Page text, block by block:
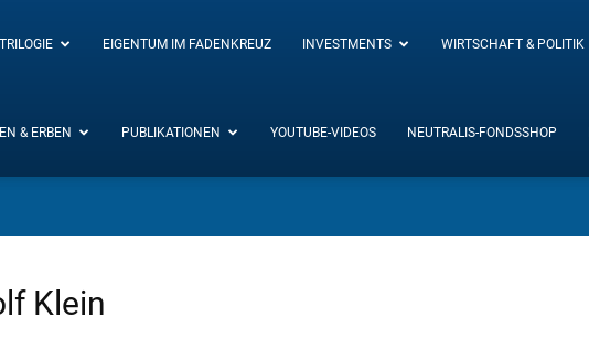
EIGENTUM IM FADENKREUZ INVESTMENTS WIRTSCHAFT & POLITIK
& ERBEN PUBLIKATIONEN YOUTUBE-VIDEOS NEUTRALIS-FONDSSHOP
Klein